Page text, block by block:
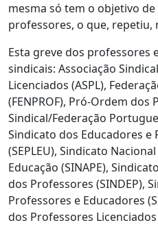
mesma só tem o objetivo
professores, o que, repetiu,
Esta greve dos professores
sindicais: Associação
Licenciados (ASPL),
(FENPROF), Pró-Ordem dos
Sindical/Federação
Sindicato dos Educadores e
(SEPLEU), Sindicato
Educação (SINAPE),
dos Professores (SINDEP),
Professores e Educadores
dos Professores